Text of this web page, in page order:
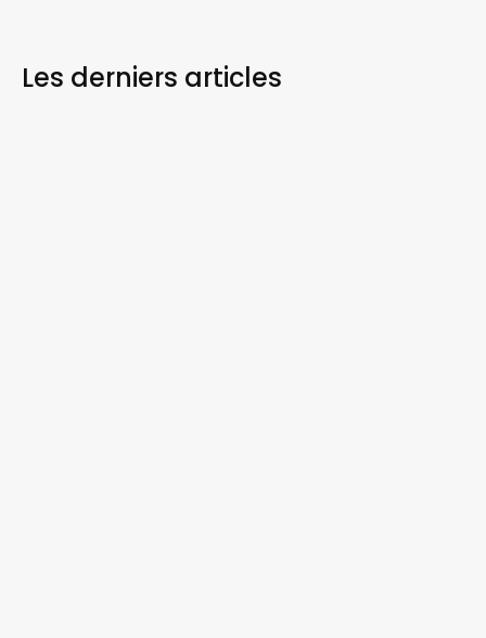
Les derniers articles